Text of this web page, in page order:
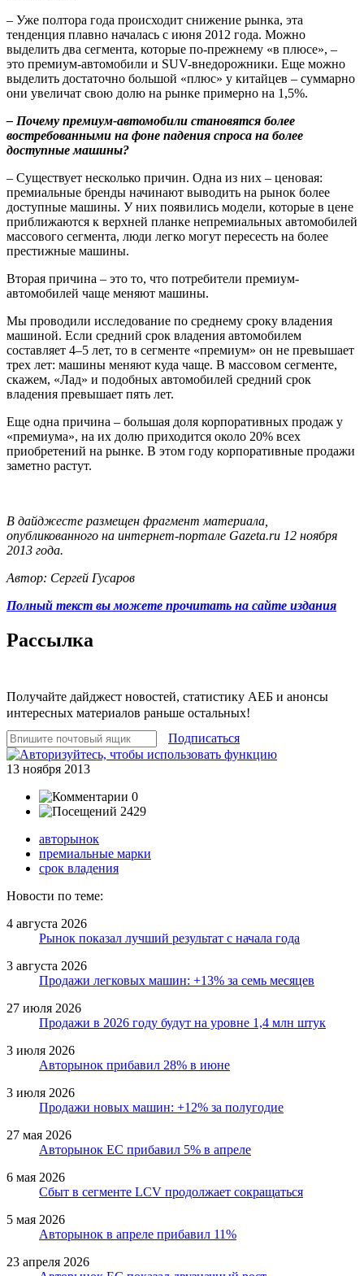
– Уже полтора года происходит снижение рынка, эта
тенденция плавно началась с июня 2012 года. Можно
выделить два сегмента, которые по-прежнему «в плюсе», –
это премиум-автомобили и SUV-внедорожники. Еще можно
выделить достаточно большой «плюс» у китайцев – суммарно
они увеличат свою долю на рынке примерно на 1,5%.
– Почему премиум-автомобили становятся более
востребованными на фоне падения спроса на более
доступные машины?
– Существует несколько причин. Одна из них – ценовая:
премиальные бренды начинают выводить на рынок более
доступные машины. У них появились модели, которые в цене
приближаются к верхней планке непремиальных автомобилей
массового сегмента, люди легко могут пересесть на более
престижные машины.
Вторая причина – это то, что потребители премиум-
автомобилей чаще меняют машины.
Мы проводили исследование по среднему сроку владения
машиной. Если средний срок владения автомобилем
составляет 4–5 лет, то в сегменте «премиум» он не превышает
трех лет: машины меняют куда чаще. В массовом сегменте,
скажем, «Лад» и подобных автомобилей средний срок
владения превышает пять лет.
Еще одна причина – большая доля корпоративных продаж у
«премиума», на их долю приходится около 20% всех
приобретений на рынке. В этом году корпоративные продажи
заметно растут.
В дайджесте размещен фрагмент материала,
опубликованного на интернет-портале Gazeta.ru 12 ноября
2013 года.
Автор: Сергей Гусаров
Полный текст вы можете прочитать на сайте издания
Рассылка
Получайте дайджест новостей, статистику АЕБ и анонсы
интересных материалов раньше остальных!
Подписаться
13 ноября 2013
0
2429
авторынок
премиальные марки
срок владения
Новости по теме:
4 августа 2026
Рынок показал лучший результат с начала года
3 августа 2026
Продажи легковых машин: +13% за семь месяцев
27 июля 2026
Продажи в 2026 году будут на уровне 1,4 млн штук
3 июля 2026
Авторынок прибавил 28% в июне
3 июля 2026
Продажи новых машин: +12% за полугодие
27 мая 2026
Авторынок ЕС прибавил 5% в апреле
6 мая 2026
Сбыт в сегменте LCV продолжает сокращаться
5 мая 2026
Авторынок в апреле прибавил 11%
23 апреля 2026